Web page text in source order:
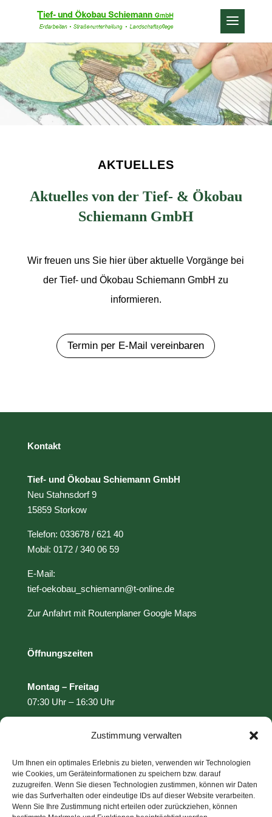
Zustimmung verwalten
Um Ihnen ein optimales Erlebnis zu bieten, verwenden wir Technologien
wie Cookies, um Geräteinformationen zu speichern bzw. darauf
zuzugreifen. Wenn Sie diesen Technologien zustimmen, können wir Daten
wie das Surfverhalten oder eindeutige IDs auf dieser Website verarbeiten.
Wenn Sie Ihre Zustimmung nicht erteilen oder zurückziehen, können
AKTUELLES
Aktuelles von der Tief- & Ökobau
Schiemann GmbH
Wir freuen uns Sie hier über aktuelle Vorgänge bei
derTief- und Ökobau Schiemann GmbHzu
informieren.
Termin per E-Mail vereinbaren
Kontakt
Tief- und Ökobau Schiemann GmbH
Neu Stahnsdorf 9
15859 Storkow
Telefon: 033678 / 621 40
Mobil: 0172 / 340 06 59
E-Mail:
tief-oekobau_schiemann@t-online.de
Zur Anfahrt mit Routenplaner Google Maps
Öffnungszeiten
Montag – Freitag
07:30 Uhr – 16:30 Uhr
Pflasterarbeiten
Landschaftspflege / Baumschnitt